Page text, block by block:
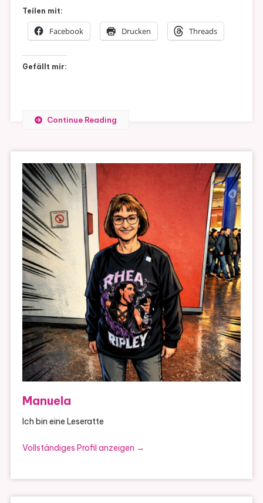
Teilen mit:
Facebook Drucken Threads
Gefällt mir:
Continue Reading
Manuela
Ich bin eine Leseratte
Vollständiges Profil anzeigen →